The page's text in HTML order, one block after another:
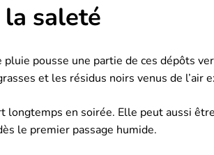
saleté
pousse une partie de ces dépôts
et les résidus noirs venus de l’air
en soirée. Elle peut aussi
le premier passage humide.